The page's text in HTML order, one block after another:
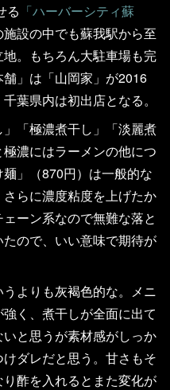
る 「ハーバーシティ蘇
設の中でも蘇我駅から至
。もちろん大駐車場も完
」は「山岡家」が2016
葉県内は初出店となる。
「極濃煮干し」「淡麗煮
濃にはラーメンの他につ
」（870円）は一般的な
らに濃度粘度を上げたか
ーン系なので無難な落と
ので、いい意味で期待が
よりも灰褐色的な。メニ
く、煮干しが全面に出て
と思うが素材感がしっか
ダレだと思う。甘さもそ
酢を入れるとまた変化が